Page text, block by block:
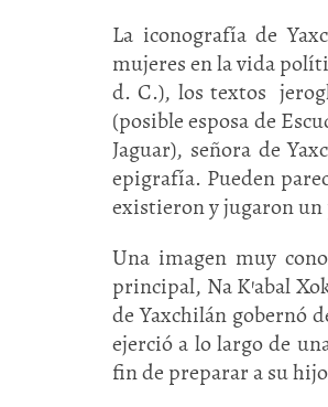
La iconografía de
mujeres en la vida
d. C.), los textos
(posible esposa de
Jaguar), señora de
epigrafía. Pueden
existieron y jugaron
Una imagen muy
principal, Na K'abal
de Yaxchilán gobernó
ejerció a lo largo de
fin de preparar a su